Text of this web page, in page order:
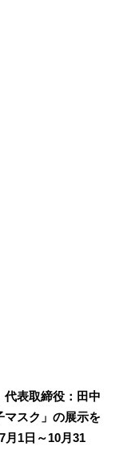
表取締役：田中
マスク」の展示を
月1日～10月31